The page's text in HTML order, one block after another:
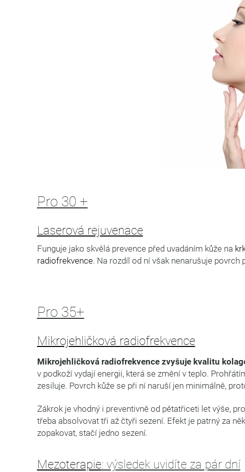
Pro 30 +
Laserová rejuvenace
Funguje jako skvělá prevence před uvadáním kůže na
radiofrekvence. Na rozdíl od ní však nenarušuje povrch
Pro 35+
Mikrojehličková radiofrekvence
Mikrojehličková radiofrekvence zvyšuje kvalitu
v podkoží vydají energii, která se změní v teplo.
zesiluje. Povrch kůže se při ní naruší jen minimálně,
Zákrok je vhodný i preventivně od pětatřiceti let výše,
třeba absolvovat tři až čtyři sezení. Efekt je patrný za
zopakovat, stačí jedno sezení.
Mezoterapie: výsledek uvidíte za pár dní